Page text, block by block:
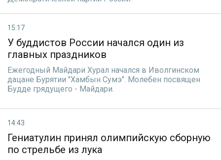
15:17
У буддистов России начался один из
главных праздников
Ежегодный Майдари Хурал начался в Иволгинском
дацане Бурятии "Хамбын Сумэ". Молебен посвящен
Будде грядущего - Майдари.
14:43
Гениатулин принял олимпийскую сборную
по стрельбе из лука